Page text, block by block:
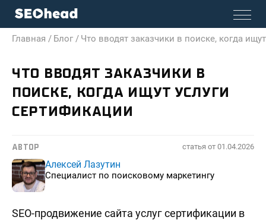
Главная / Блог / Что вводят заказчики в поиске, когда
ЧТО ВВОДЯТ ЗАКАЗЧИКИ В
ПОИСКЕ, КОГДА ИЩУТ УСЛУГИ
СЕРТИФИКАЦИИ
АВТОР статья от 01.04.2026
Алексей Лазутин
Специалист по поисковому маркетингу
SEO-продвижение сайта услуг сертификации в